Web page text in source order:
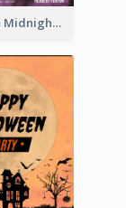
Halloween Midnight Party Poster